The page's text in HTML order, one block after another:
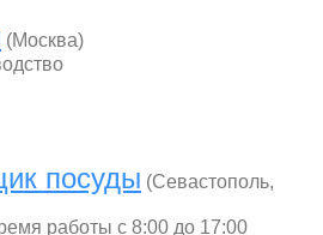
(Москва)
посуды (Севастополь,
работы с 8:00 до 17:00